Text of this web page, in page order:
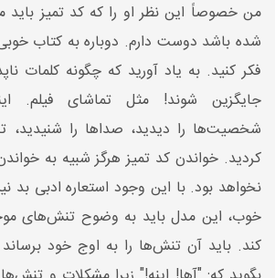
من خصوصاً این نظر او را که كد تمیز باید
شده باشد دوست دارم. دوباره به کتاب
فکر کنید. به یاد آورید که چگونه کلمات
جایگزین شوند! مثل تماشای فیلم.
شخصیت‌ها را دیدید، صداها را شنیدید،
کردید. خواندن کد تمیز هرگز شبیه به
نخواهد بود. با این وجود استعاره ادبی
خوب، این مدل باید به وضوح تنش‌های
کند. باید آن تنش‌ها را به اوج خود